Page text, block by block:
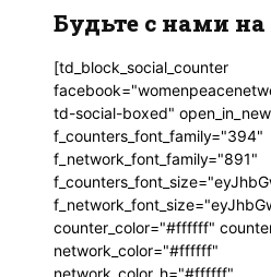
Будьте с нами на
[td_block_social_counter
td-social-boxed"
f_counters_font_family="394"
f_network_font_family="891"
counter_color="#ffffff"
network_color="#ffffff"
network_color_h="#ffffff"